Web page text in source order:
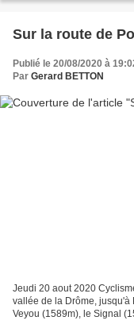
Sur la route de
Publié le 20/08/2020 à
Par Gerard BETTON
Jeudi 20 aout 2020
vallée de la Drôme, jusqu'à Pontaix. Les Trois-Becs. De
Veyou (1589m), le Signal